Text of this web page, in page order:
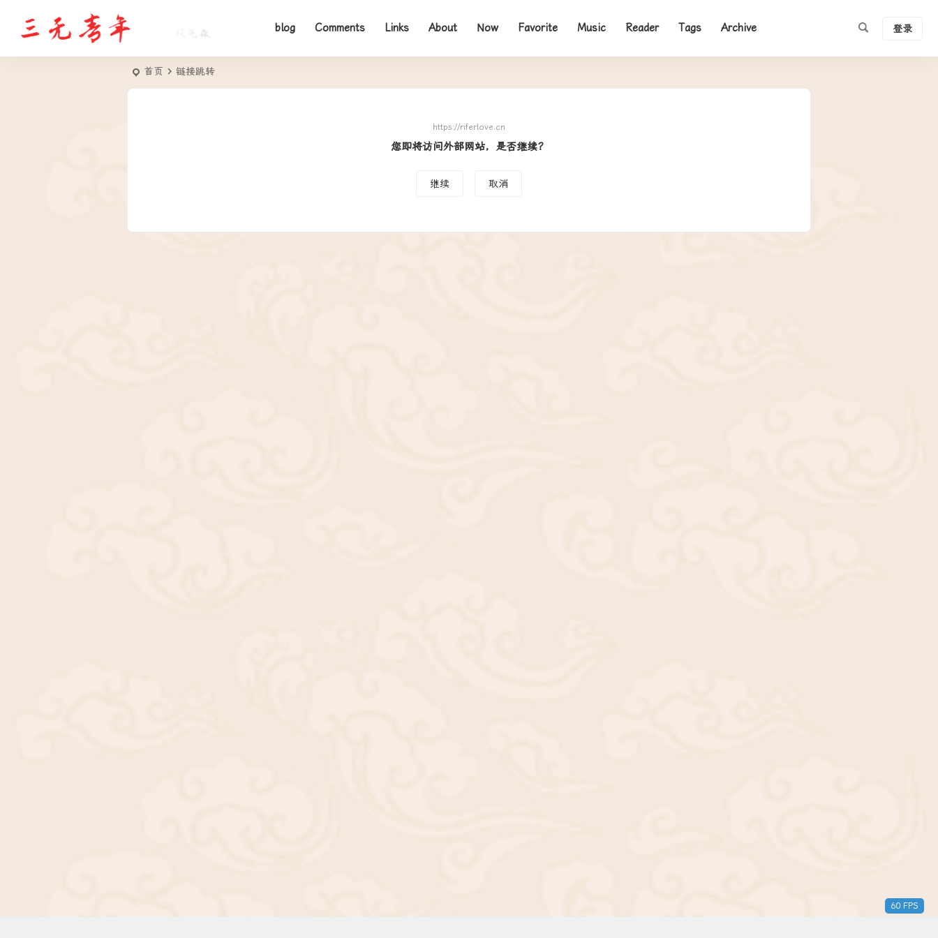
blog Comments Links About Now Favorite Music Reader Tags Archive 登录
首页 链接跳转
https://riferlove.cn
您即将访问外部网站，是否继续？
继续 取消
60 FPS